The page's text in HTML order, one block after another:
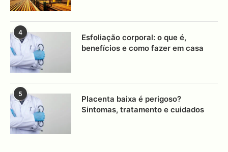
4
Esfoliação corporal: o que é,
benefícios e como fazer em casa
5
Placenta baixa é perigoso?
Sintomas, tratamento e cuidados